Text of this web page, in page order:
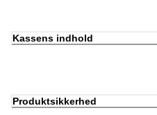
Kassens indhold
Produktsikkerhed